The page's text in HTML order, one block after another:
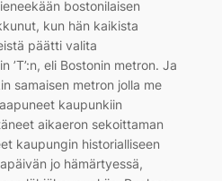
bostonilaisen
kun hän kaikista
päätti valita
’T’:n, eli Bostonin metron. Ja
samaisen metron jolla me
kaupunkiin
aikaeron sekoittaman
kaupungin historialliseen
jo hämärtyessä,